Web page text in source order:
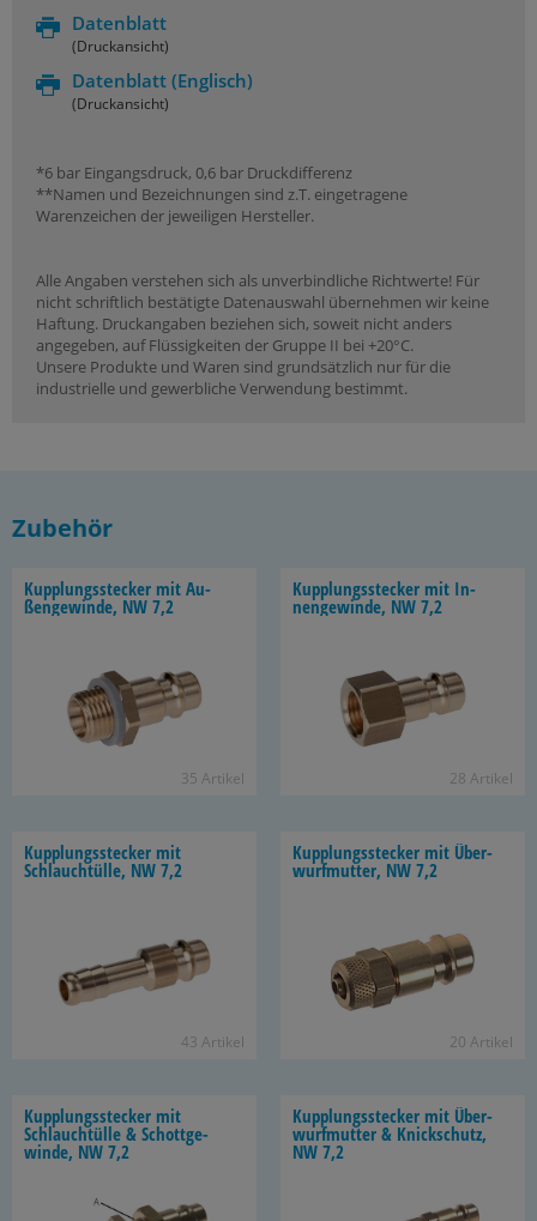
Datenblatt
(Druckansicht)
Datenblatt (Englisch)
(Druckansicht)
*6 bar Eingangsdruck, 0,6 bar Druckdifferenz
**Namen und Bezeichnungen sind z.T. eingetragene
Warenzeichen der jeweiligen Hersteller.
Alle Angaben verstehen sich als unverbindliche Richtwerte! Für
nicht schriftlich bestätigte Datenauswahl übernehmen wir keine
Haftung. Druckangaben beziehen sich, soweit nicht anders
angegeben, auf Flüssigkeiten der Gruppe II bei +20°C.
Unsere Produkte und Waren sind grundsätzlich nur für die
industrielle und gewerbliche Verwendung bestimmt.
Zubehör
Kupp­lungs­ste­cker mit Au­
ßen­ge­win­de, NW 7,2
35 Ar­ti­kel
Kupp­lungs­ste­cker mit In­
nen­ge­win­de, NW 7,2
28 Ar­ti­kel
Kupp­lungs­ste­cker mit
Schlauch­tül­le, NW 7,2
43 Ar­ti­kel
Kupp­lungs­ste­cker mit Über­
wurf­mut­ter, NW 7,2
20 Ar­ti­kel
Kupp­lungs­ste­cker mit
Schlauch­tül­le & Schott­ge­
win­de, NW 7,2
Kupp­lungs­ste­cker mit Über­
wurf­mut­ter & Knick­schutz,
NW 7,2